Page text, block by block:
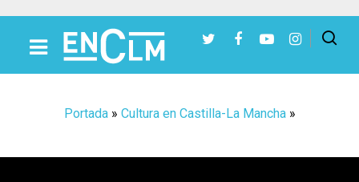
Portada» Cultura en Castilla-La Mancha»